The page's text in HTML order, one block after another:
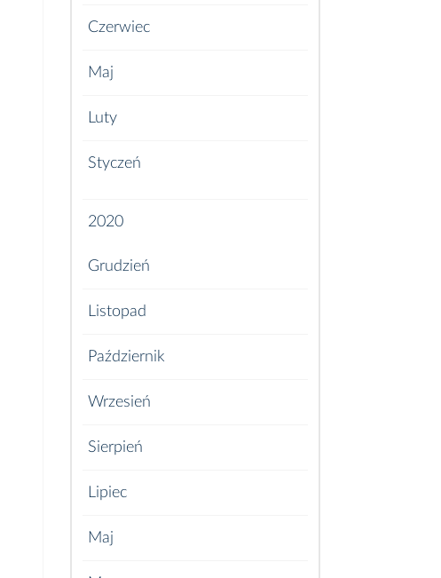
Czerwiec
Maj
Luty
Styczeń
2020
Grudzień
Listopad
Październik
Wrzesień
Sierpień
Lipiec
Maj